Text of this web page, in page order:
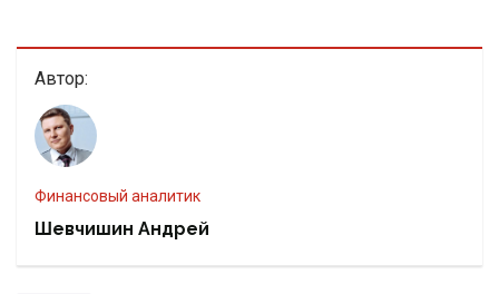
Автор:
финансовый аналитик
Шевчишин Андрей